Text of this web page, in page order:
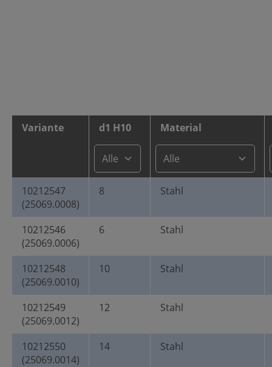
Variante d1 H10 Material
10212547
(25069.0008)
8 Stahl
10212546
(25069.0006)
6 Stahl
10212548
(25069.0010)
10 Stahl
10212549
(25069.0012)
12 Stahl
10212550
(25069.0014)
14 Stahl